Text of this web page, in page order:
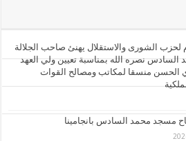
لحزب الشورى والاستقلال يهنئ صاحب الجلالة
السادس نصره الله بمناسبة تعيين ولي العهد
الحسن منسقا لمكاتب ومصالح القوات
مسجد محمد السادس بانجامينا